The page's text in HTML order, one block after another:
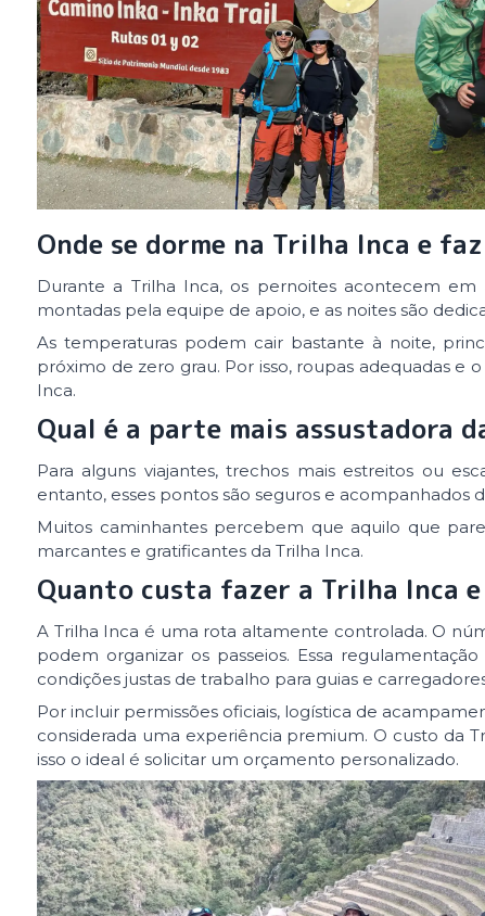
Onde se dorme na Trilha Inca e
Durante a Trilha Inca, os pernoites acontecem
montadas pela equipe de apoio, e as noites são
As temperaturas podem cair bastante à noite,
próximo de zero grau. Por isso, roupas adequadas e
Inca.
Qual é a parte mais assustadora
Para alguns viajantes, trechos mais estreitos ou
entanto, esses pontos são seguros e
Muitos caminhantes percebem que aquilo que
marcantes e gratificantes da Trilha Inca.
Quanto custa fazer a Trilha Inca
A Trilha Inca é uma rota altamente controlada. O
podem organizar os passeios. Essa
condições justas de trabalho para guias e
Por incluir permissões oficiais, logística de
considerada uma experiência premium. O custo da
isso o ideal é solicitar um orçamento personalizado.